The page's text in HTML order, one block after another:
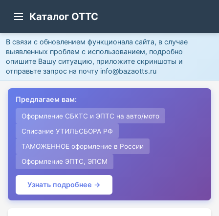
Каталог ОТТС
В связи с обновлением функционала сайта, в случае
выявленных проблем с использованием, подробно
опишите Вашу ситуацию, приложите скриншоты и
отправьте запрос на почту info@bazaotts.ru
Предлагаем вам:
Оформление СБКТС и ЭПТС на авто/мото
Списание УТИЛЬСБОРА РФ
ТАМОЖЕННОЕ оформление в России
Оформление ЭПТС, ЭПСМ
Узнать подробнее →